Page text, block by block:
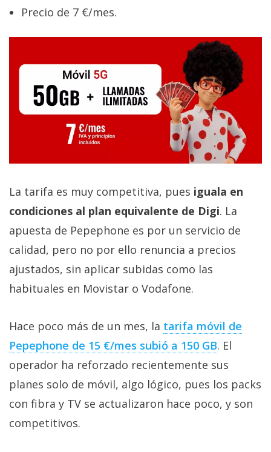
Precio de 7 €/mes.
La tarifa es muy competitiva, pues iguala en
condiciones al plan equivalente de Digi. La
apuesta de Pepephone es por un servicio de
calidad, pero no por ello renuncia a precios
ajustados, sin aplicar subidas como las
habituales en Movistar o Vodafone.
Hace poco más de un mes, la tarifa móvil de
Pepephone de 15 €/mes subió a 150 GB‎. El
operador ha reforzado recientemente sus
planes solo de móvil, algo lógico, pues los packs
con fibra y TV se actualizaron hace poco, y son
competitivos.